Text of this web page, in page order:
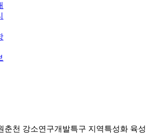
춘천 강소연구개발특구 지역특성화 육성